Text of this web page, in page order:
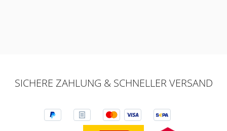
SICHERE ZAHLUNG & SCHNELLER VERSAND